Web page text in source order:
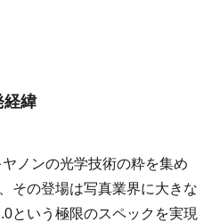
経緯
ノンの光学技術の粋を集め
その登場は写真業界に大きな
という極限のスペックを実現